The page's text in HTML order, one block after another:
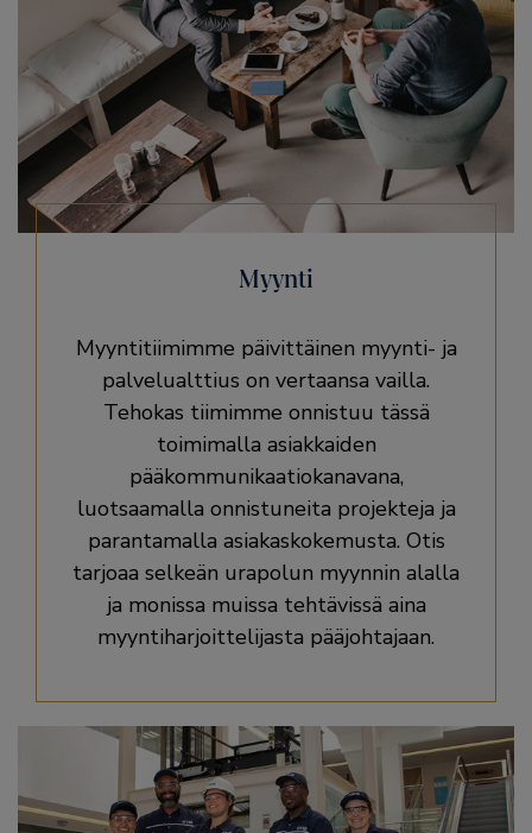
Myynti
Myyntitiimimme päivittäinen myynti- ja
palvelualttius on vertaansa vailla.
Tehokas tiimimme onnistuu tässä
toimimalla asiakkaiden
pääkommunikaatiokanavana,
luotsaamalla onnistuneita projekteja ja
parantamalla asiakaskokemusta. Otis
tarjoaa selkeän urapolun myynnin alalla
ja monissa muissa tehtävissä aina
myyntiharjoittelijasta pääjohtajaan.